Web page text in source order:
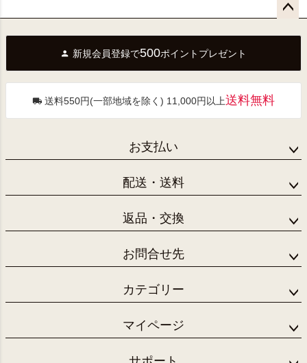
へ
新規会員登録で500ポイントプレゼント
送料550円(一部地域を除く) 11,000円以上送料無料
お支払い
配送・送料
返品・交換
お問合せ先
カテゴリー
マイページ